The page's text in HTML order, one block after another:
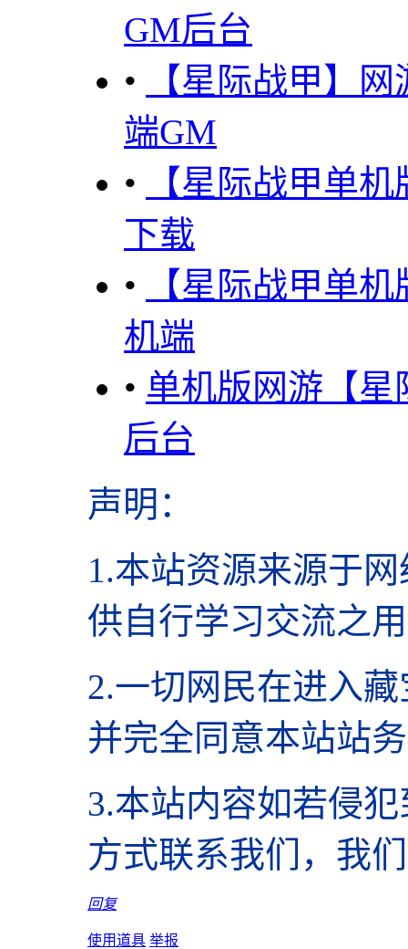
GM后台
•
【星际战甲】
端GM
•
【星际战甲单
下载
•
【星际战甲单
机端
• 单机版网游【星
后台
声明 ：
1.本站资源来源于
供自行学习交流之
2.一切网民在进入
并完全同意本站站
3.本站内容如若侵
方式联系我们，我
回复
使用道具 举报